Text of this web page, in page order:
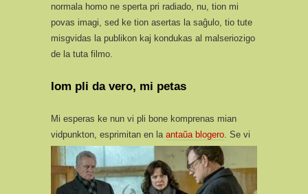
normala homo ne sperta pri radiado, nu, tion mi
povas imagi, sed ke tion asertas la saĝulo, tio tute
misgvidas la publikon kaj kondukas al malseriozigo
de la tuta filmo.
Iom pli da vero, mi petas
Mi esperas ke nun vi pli bone komprenas mian
vidpunkton, esprimitan en la antaŭa blogero. Se vi